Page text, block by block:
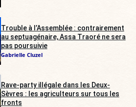
Trouble à l’Assemblée : contrairement
au septuagénaire, Assa Traoré ne sera
pas poursuivie
Gabrielle Cluzel
Rave-party illégale dans les Deux-
Sèvres : les agriculteurs sur tous les
fronts